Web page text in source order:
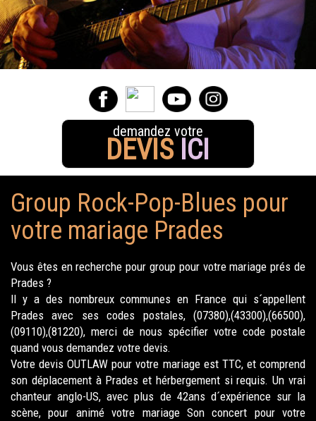
demandez votre
DEVIS ICI
Group Rock-Pop-Blues pour
votre mariage Prades
Vous êtes en recherche pour group pour votre mariage prés de
Prades ?
Il y a des nombreux communes en France qui s´appellent
Prades avec ses codes postales, (07380),(43300),(66500),
(09110),(81220), merci de nous spécifier votre code postale
quand vous demandez votre devis.
Votre devis OUTLAW pour votre mariage est TTC, et comprend
son déplacement à Prades et hérbergement si requis. Un vrai
chanteur anglo-US, avec plus de 42ans d´expérience sur la
scène, pour animé votre mariage Son concert pour votre